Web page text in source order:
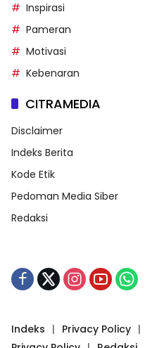
Inspirasi
Pameran
Motivasi
Kebenaran
CITRAMEDIA
Disclaimer
Indeks Berita
Kode Etik
Pedoman Media Siber
Redaksi
Indeks Privacy Policy